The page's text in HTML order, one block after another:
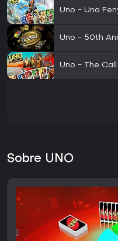
Uno - Uno
Uno - 50th
Uno - The
Sobre UNO